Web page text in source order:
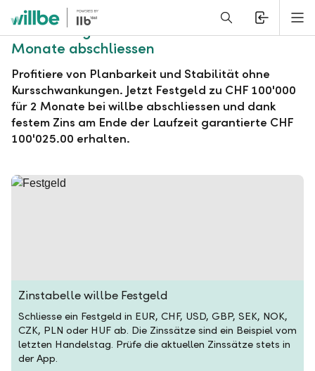
Alerts.Headline
willbe Festgeld zu CHF 100'000 für 2
Monate abschliessen
Profitiere von Planbarkeit und Stabilität ohne
Kursschwankungen. Jetzt Festgeld zu CHF 100'000
für 2 Monate bei willbe abschliessen und dank
festem Zins am Ende der Laufzeit garantierte CHF
100'025.00 erhalten.
Zinstabelle willbe Festgeld
Schliesse ein Festgeld in EUR, CHF, USD, GBP, SEK, NOK,
CZK, PLN oder HUF ab. Die Zinssätze sind ein Beispiel vom
letzten Handelstag. Prüfe die aktuellen Zinssätze stets in
der App.